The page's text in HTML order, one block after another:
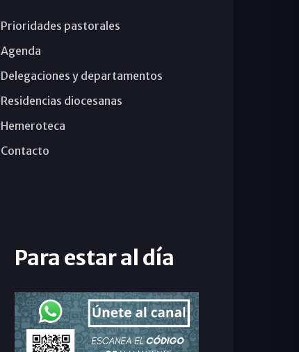
Prioridades pastorales
Agenda
Delegaciones y departamentos
Residencias diocesanas
Hemeroteca
Contacto
Para estar al día